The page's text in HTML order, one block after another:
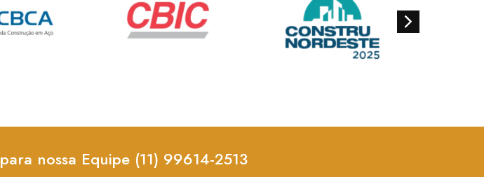
nossa Equipe (11) 99614-2513